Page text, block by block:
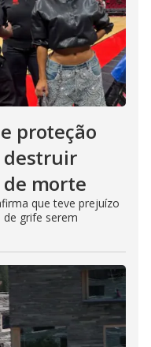
proteção
destruir
de morte
que teve prejuízo
de grife serem